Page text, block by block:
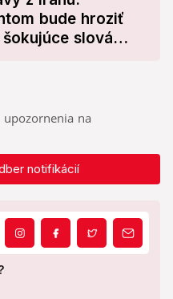
bude hroziť
slová
na
notifikácií